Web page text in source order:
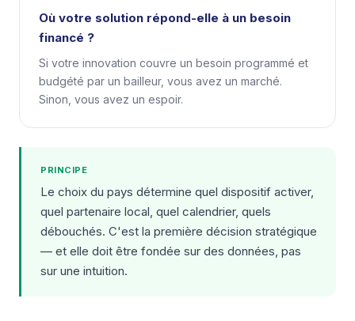
Où votre solution répond-elle à un besoin
financé ?
Si votre innovation couvre un besoin programmé et
budgété par un bailleur, vous avez un marché.
Sinon, vous avez un espoir.
PRINCIPE
Le choix du pays détermine quel dispositif activer,
quel partenaire local, quel calendrier, quels
débouchés. C'est la première décision stratégique
— et elle doit être fondée sur des données, pas
sur une intuition.